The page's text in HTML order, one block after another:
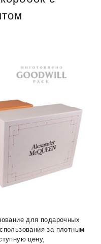
для подарочных
за плотным
цену,